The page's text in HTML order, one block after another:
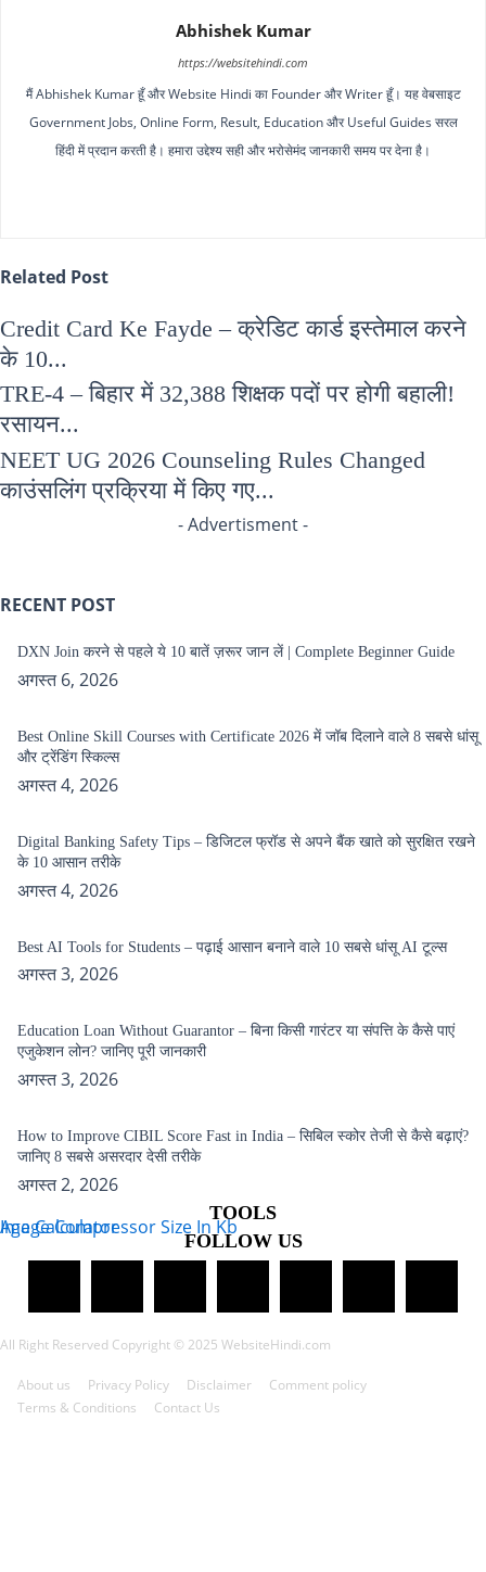
Abhishek Kumar
https://websitehindi.com
मैं Abhishek Kumar हूँ और Website Hindi का Founder और Writer हूँ। यह वेबसाइट
Government Jobs, Online Form, Result, Education और Useful Guides सरल
हिंदी में प्रदान करती है। हमारा उद्देश्य सही और भरोसेमंद जानकारी समय पर देना है।
Related Post
Credit Card Ke Fayde – क्रेडिट कार्ड इस्तेमाल करने
के 10...
TRE-4 – बिहार में 32,388 शिक्षक पदों पर होगी बहाली!
रसायन...
NEET UG 2026 Counseling Rules Changed
काउंसलिंग प्रक्रिया में किए गए...
- Advertisment -
RECENT POST
DXN Join करने से पहले ये 10 बातें ज़रूर जान लें | Complete Beginner Guide
अगस्त 6, 2026
Best Online Skill Courses with Certificate 2026 में जॉब दिलाने वाले 8 सबसे धांसू
और ट्रेंडिंग स्किल्स
अगस्त 4, 2026
Digital Banking Safety Tips – डिजिटल फ्रॉड से अपने बैंक खाते को सुरक्षित रखने
के 10 आसान तरीके
अगस्त 4, 2026
Best AI Tools for Students – पढ़ाई आसान बनाने वाले 10 सबसे धांसू AI टूल्स
अगस्त 3, 2026
Education Loan Without Guarantor – बिना किसी गारंटर या संपत्ति के कैसे पाएं
एजुकेशन लोन? जानिए पूरी जानकारी
अगस्त 3, 2026
How to Improve CIBIL Score Fast in India – सिबिल स्कोर तेजी से कैसे बढ़ाएं?
जानिए 8 सबसे असरदार देसी तरीके
अगस्त 2, 2026
TOOLS
Age Calculator
Image Compressor Size In Kb
FOLLOW US
All Right Reserved Copyright © 2025 WebsiteHindi.com
About us Privacy Policy Disclaimer
Comment policy
Terms & Conditions
Contact Us